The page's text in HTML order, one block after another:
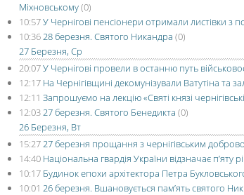
Міхновському(0)
10:57У Чернігові пенсіонери отримали листівки з
10:3628 березня. Святого Никандра (0)
27 Березня, Ср
20:07У Чернігові провели в останню путь
12:17 На Чернігівщині декомунізували Ватутіна та
12:11 Запрошуємо на лекцію «Святі князі
12:0327 березня. Святого Бенедикта (0)
26 Березня, Вт
15:2727 березня прощання з чернігівським
14:40 Національна гвардія України відзначає п’яту
10:17 Будинок епохи архітектора Петра
10:01 26 березня. Вшановується пам’ять святого